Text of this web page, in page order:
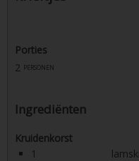
Porties
2 personen
Ingrediënten
Kruidenkorst
1